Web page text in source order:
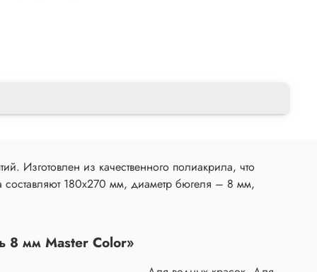
Изготовлен из качественного полиакрила, что
составляют 180x270 мм, диаметр бюгеля – 8 мм,
8 мм Master Color»